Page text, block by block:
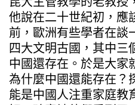
他說在二十世紀初，應
前，歐洲有些學者在談
四大文明古國，其中三
中國還存在。於是大家
為什麼中國還能存在？
能是中國人注重家庭教